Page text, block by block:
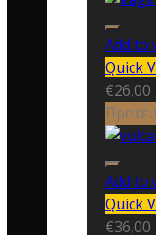
Add to
Quick
€26,00
Add to
Quick
€36,00